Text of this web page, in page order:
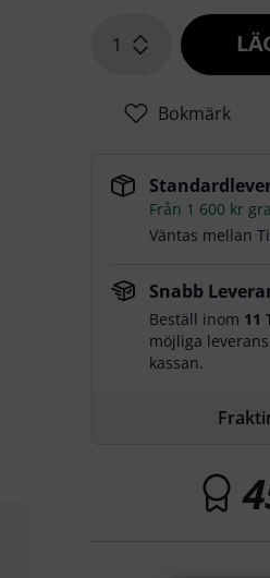
1
Bokmärk
Från 1 600 kr
Väntas mellan
Snabb
Beställ inom 11
möjliga
kassan.